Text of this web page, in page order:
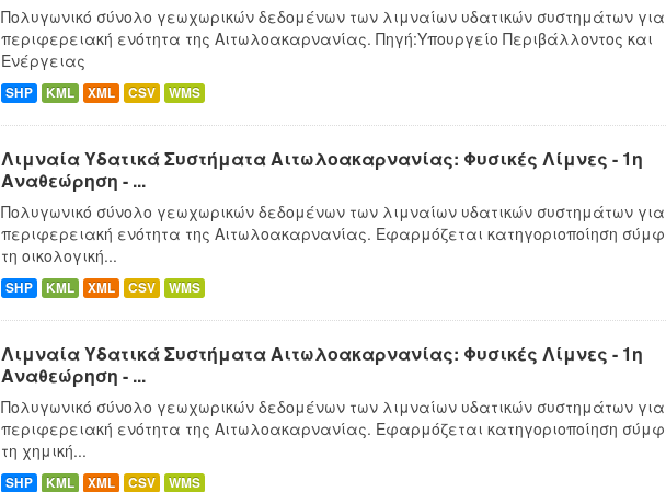
Πολυγωνικό σύνολο γεωχωρικών δεδομένων των λιμναίων υδατικών συστημάτων
περιφερειακή ενότητα της Αιτωλοακαρνανίας. Πηγή:Υπουργείο Περιβάλλοντος και
Ενέργειας
SHP KML XML CSV WMS
Λιμναία Υδατικά Συστήματα Αιτωλοακαρνανίας: Φυσικές Λίμνες - 1η
Αναθεώρηση - ...
Πολυγωνικό σύνολο γεωχωρικών δεδομένων των λιμναίων υδατικών συστημάτων
περιφερειακή ενότητα της Αιτωλοακαρνανίας. Εφαρμόζεται κατηγοριοποίηση
τη οικολογική...
SHP KML XML CSV WMS
Λιμναία Υδατικά Συστήματα Αιτωλοακαρνανίας: Φυσικές Λίμνες - 1η
Αναθεώρηση - ...
Πολυγωνικό σύνολο γεωχωρικών δεδομένων των λιμναίων υδατικών συστημάτων
περιφερειακή ενότητα της Αιτωλοακαρνανίας. Εφαρμόζεται κατηγοριοποίηση
τη χημική...
SHP KML XML CSV WMS